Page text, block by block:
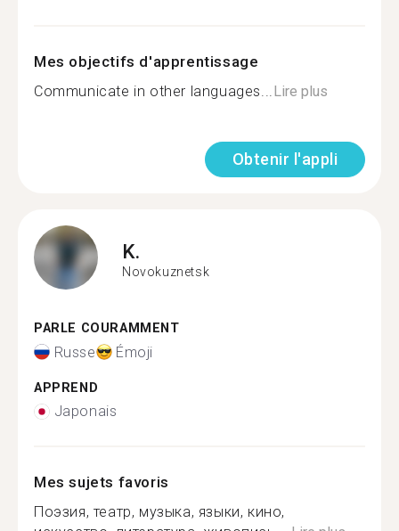
Mes objectifs d'apprentissage
Communicate in other languages...Lire plus
Obtenir l'appli
K.
Novokuznetsk
PARLE COURAMMENT
Russe Émoji
APPREND
Japonais
Mes sujets favoris
Поэзия, театр, музыка, языки, кино,